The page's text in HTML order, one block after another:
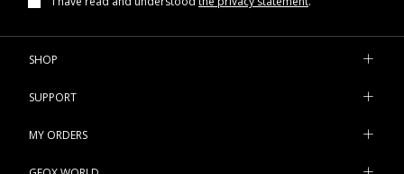
SHOP
SUPPORT
MY ORDERS